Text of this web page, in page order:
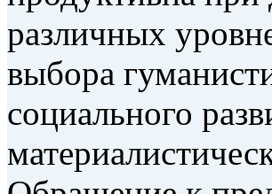
различных
выбора
социального